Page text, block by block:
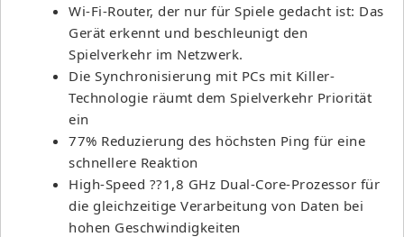
Wi-Fi-Router, der nur für Spiele gedacht ist: Das
Gerät erkennt und beschleunigt den
Spielverkehr im Netzwerk.
Die Synchronisierung mit PCs mit Killer-
Technologie räumt dem Spielverkehr Priorität
ein
77% Reduzierung des höchsten Ping für eine
schnellere Reaktion
High-Speed ??1,8 GHz Dual-Core-Prozessor für
die gleichzeitige Verarbeitung von Daten bei
hohen Geschwindigkeiten